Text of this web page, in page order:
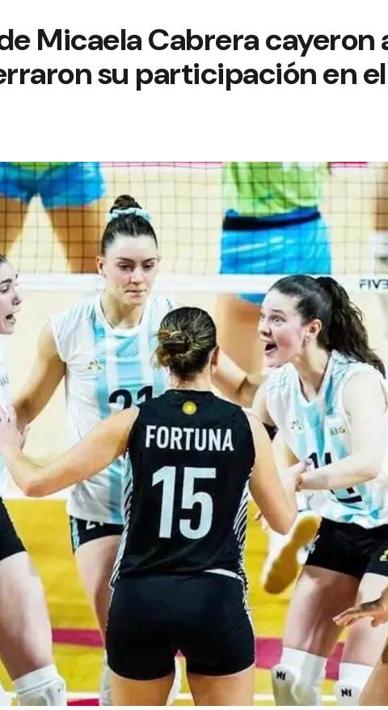
Micaela Cabrera cayeron
su participación en